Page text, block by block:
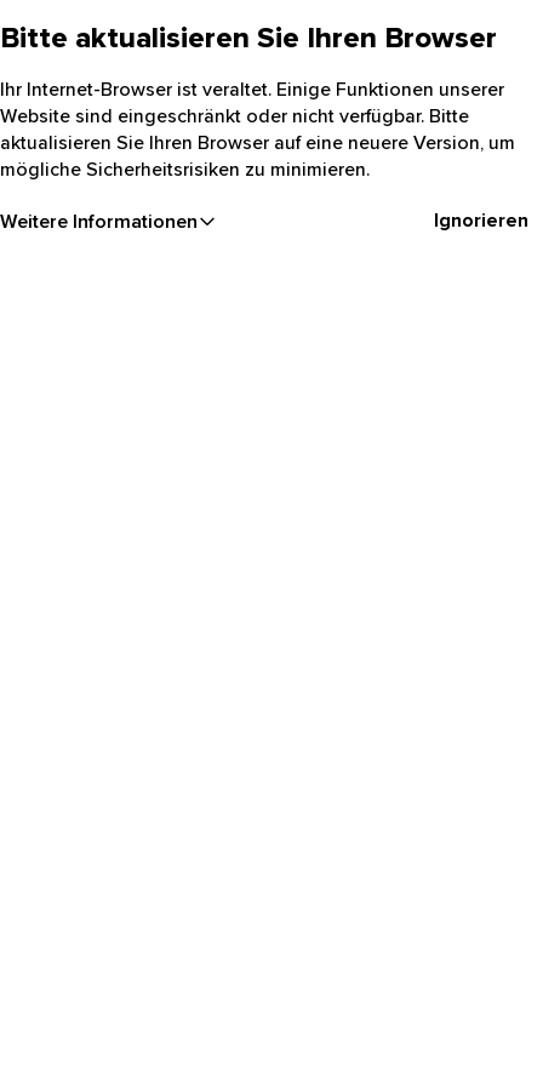
Bitte aktualisieren Sie Ihren Browser
Ihr Internet-Browser ist veraltet. Einige Funktionen unserer
Website sind eingeschränkt oder nicht verfügbar. Bitte
aktualisieren Sie Ihren Browser auf eine neuere Version, um
mögliche Sicherheitsrisiken zu minimieren.
Weitere Informationen Ignorieren